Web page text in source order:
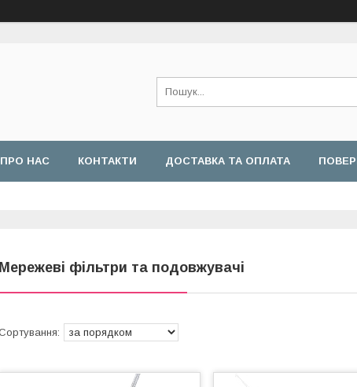
ПРО НАС КОНТАКТИ ДОСТАВКА ТА ОПЛАТА
Мережеві фільтри та подовжувачі